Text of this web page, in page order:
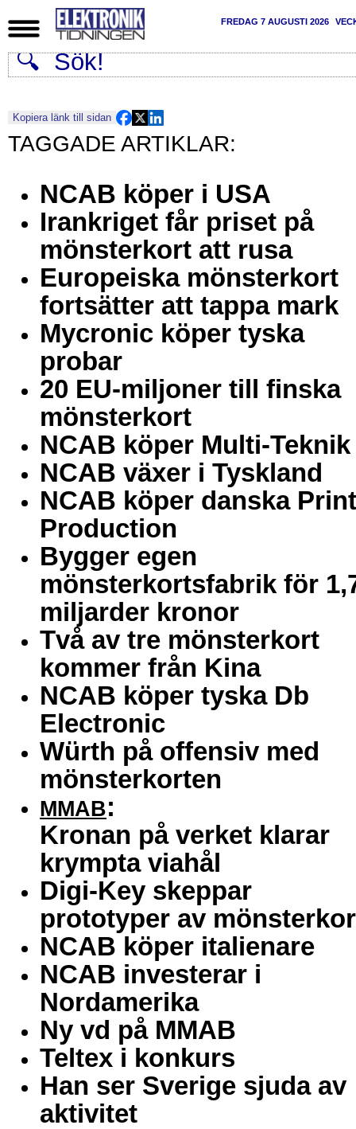
FREDAG 7 AUGUSTI 2026
Kopiera länk till sidan
NCAB köper i USA
Irankriget får priset på
mönsterkort att rusa
Europeiska mönsterkort
fortsätter att tappa mark
Mycronic köper tyska
probar
20 EU-miljoner till finska
mönsterkort
NCAB köper Multi-Teknik
NCAB växer i Tyskland
NCAB köper danska Print
Production
Bygger egen
mönsterkortsfabrik för
miljarder kronor
Två av tre mönsterkort
kommer från Kina
NCAB köper tyska Db
Electronic
Würth på offensiv med
mönsterkorten
MMAB:
Kronan på verket klarar
krympta viahål
Digi-Key skeppar
prototyper av
NCAB köper italienare
NCAB investerar i
Nordamerika
Ny vd på MMAB
Teltex i konkurs
Han ser Sverige sjuda av
aktivitet